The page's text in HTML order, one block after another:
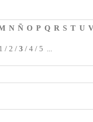
N Ñ O P Q R S T U V
1 / 2 / 3 / 4 / 5 ...